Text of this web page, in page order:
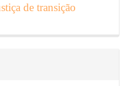
de transição